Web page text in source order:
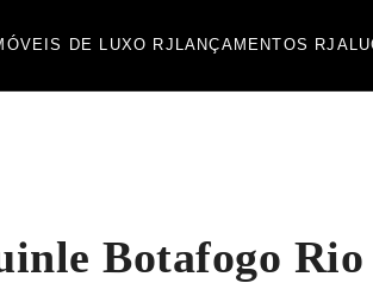
DE LUXO RJ LANÇAMENTOS RJ
Botafogo Rio